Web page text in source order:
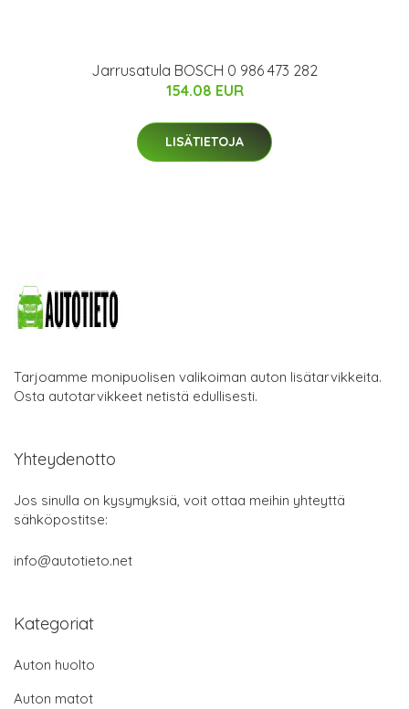
Jarrusatula BOSCH 0 986 473 282
154.08 EUR
LISÄTIETOJA
Tarjoamme monipuolisen valikoiman auton lisätarvikkeita.
Osta autotarvikkeet netistä edullisesti.
Yhteydenotto
Jos sinulla on kysymyksiä, voit ottaa meihin yhteyttä
sähköpostitse:
info@autotieto.net
Kategoriat
Auton huolto
Auton matot